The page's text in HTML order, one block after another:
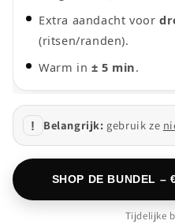
Extra aandacht voor
(ritsen/randen).
Warm in ± 5 min.
! Belangrijk: gebruik ze
SHOP DE BUNDEL –
Tijdelijke